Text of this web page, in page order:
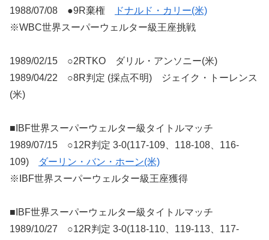
1988/07/08 ●9R棄権
ドナルド・カリー(米)
※WBC世界スーパーウェルター級王座挑戦
1989/02/15 ○2RTKO ダリル・アンソニー(米)
1989/04/22 ○8R判定 (採点不明) ジェイク・トーレンス
(米)
■IBF世界スーパーウェルター級タイトルマッチ
1989/07/15 ○12R判定 3-0(117-109、118-108、116-
109)
ダーリン・バン・ホーン(米)
※IBF世界スーパーウェルター級王座獲得
■IBF世界スーパーウェルター級タイトルマッチ
1989/10/27 ○12R判定 3-0(118-110、119-113、117-